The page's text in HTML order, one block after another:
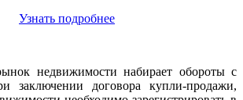
Узнать подробнее
недвижимости набирает обороты с
заключении договора купли-продажи,